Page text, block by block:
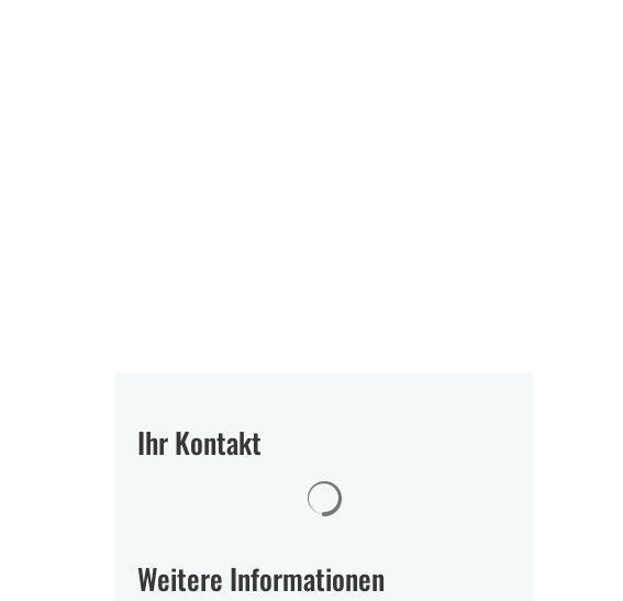
Ihr Kontakt
Weitere Informationen